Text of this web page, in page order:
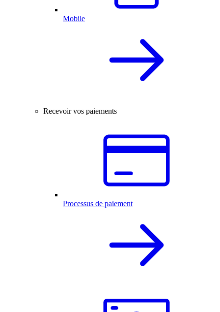
Mobile
Recevoir vos paiements
Processus de paiement